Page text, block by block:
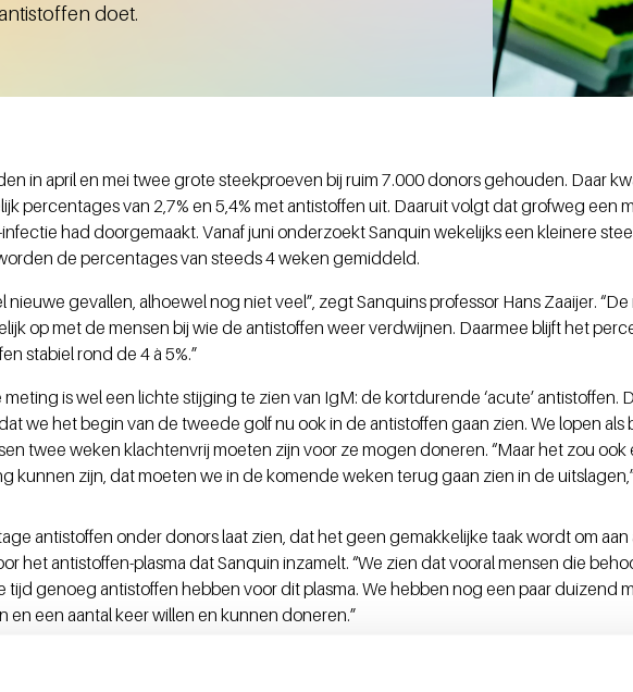
doet.
in april en mei twee grote steekproeven bij ruim 7.000 donors gehouden. Daar
percentages van 2,7% en 5,4% met antistoffen uit. Daaruit volgt dat grofweg een
had doorgemaakt. Vanaf juni onderzoekt Sanquin wekelijks een kleinere
de percentages van steeds 4 weken gemiddeld.
nieuwe gevallen, alhoewel nog niet veel”, zegt Sanquins professor Hans Zaaijer.
op met de mensen bij wie de antistoffen weer verdwijnen. Daarmee blijft het
stabiel rond de 4 à 5%.”
meting is wel een lichte stijging te zien van IgM: de kortdurende ‘acute’ antistoffen.
we het begin van de tweede golf nu ook in de antistoffen gaan zien. We lopen als
twee weken klachtenvrij moeten zijn voor ze mogen doneren. “Maar het zou
kunnen zijn, dat moeten we in de komende weken terug gaan zien in de
antistoffen onder donors laat zien, dat het geen gemakkelijke taak wordt om
het antistoffen-plasma dat Sanquin inzamelt. “We zien dat vooral mensen die
tijd genoeg antistoffen hebben voor dit plasma. We hebben nog een paar duizend
en een aantal keer willen en kunnen doneren.”
mensen met antistoffen nog niet erg oploopt, wil overigens niet zeggen dat
Zaaijer: “De oplopende besmettingsgraad is zorgelijk. En omdat besmettingen